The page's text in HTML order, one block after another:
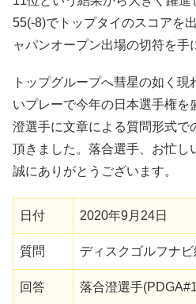
55(-8)でトップタイのスコアを
ャパンオープン出場の切符を手
トップグループへ彗星の如く
いプレーで今年の日本選手権を
澄選手に文章による質問形式で
頂きました。落合選手、お忙し
誠にありがとうございます。
日付 2020年9月24日
質問 ディスクゴルフナ
回答 落合澄選手